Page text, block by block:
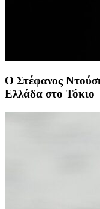
Ο Στέφανος
Ελλάδα στο Τόκιο